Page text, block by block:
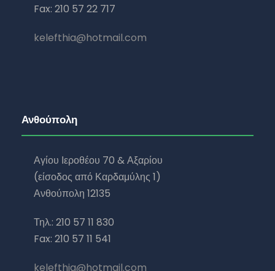
Fax: 210 57 22 717
kelefthia@hotmail.com
Ανθούπολη
Αγίου Ιεροθέου 70 & Αξαρίου
(είσοδος από Καρδαμύλης 1)
Ανθούπολη 12135
Τηλ.: 210 57 11 830
Fax: 210 57 11 541
kelefthia@hotmail.com